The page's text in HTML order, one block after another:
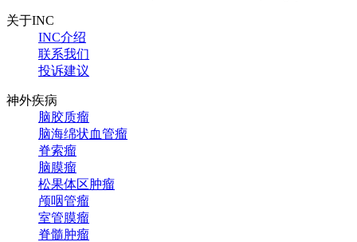
关于INC
INC介绍
联系我们
投诉建议
神外疾病
脑胶质瘤
脑海绵状血管瘤
脊索瘤
脑膜瘤
松果体区肿瘤
颅咽管瘤
室管膜瘤
脊髓肿瘤